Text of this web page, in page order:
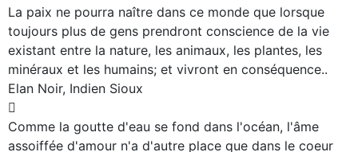
La paix ne pourra naître dans ce monde que lorsque
toujours plus de gens prendront conscience de la vie
existant entre la nature, les animaux, les plantes, les
minéraux et les humains; et vivront en conséquence..
Elan Noir, Indien Sioux
Comme la goutte d'eau se fond dans l'océan, l'âme
assoiffée d'amour n'a d'autre place que dans le coeur